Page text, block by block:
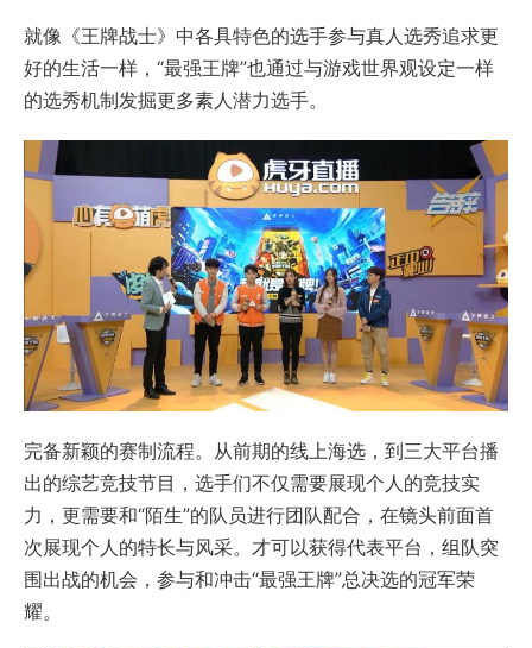
就像《王牌战士》中各具特色的选手参与真人选秀追求更
好的生活一样，“最强王牌”也通过与游戏世界观设定一样
的选秀机制发掘更多素人潜力选手。
完备新颖的赛制流程。从前期的线上海选，到三大平台播
出的综艺竞技节目，选手们不仅需要展现个人的竞技实
力，更需要和“陌生”的队员进行团队配合，在镜头前面首
次展现个人的特长与风采。才可以获得代表平台，组队突
围出战的机会，参与和冲击“最强王牌”总决选的冠军荣
耀。